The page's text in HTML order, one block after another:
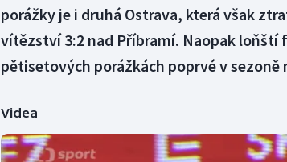
porážky je i druhá Ostrava, která však
vítězství 3:2 nad Příbramí. Naopak loňští
pětisetových porážkách poprvé v sezoně
Videa